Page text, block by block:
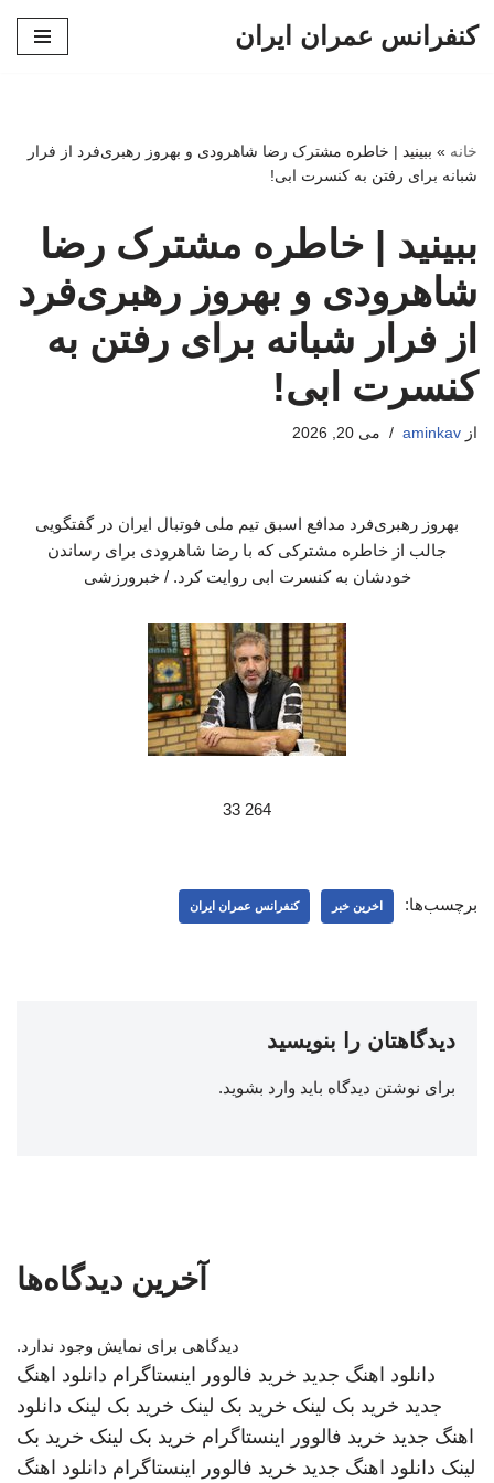
کنفرانس عمران ایران
خانه » ببینید | خاطره مشترک رضا شاهرودی و بهروز رهبری‌فرد از فرار
شبانه برای رفتن به کنسرت ابی!
ببینید | خاطره مشترک رضا
شاهرودی و بهروز رهبری‌فرد
از فرار شبانه برای رفتن به
کنسرت ابی!
از aminkav می 20, 2026
بهروز رهبری‌فرد مدافع اسبق تیم ملی فوتبال ایران در گفتگویی
جالب از خاطره مشترکی که با رضا شاهرودی برای رساندن
خودشان به کنسرت ابی روایت کرد. / خبرورزشی
264 33
برچسب‌ها: اخرین خبر کنفرانس عمران ایران
دیدگاهتان را بنویسید
برای نوشتن دیدگاه باید وارد بشوید.
آخرین دیدگاه‌ها
دیدگاهی برای نمایش وجود ندارد.
دانلود اهنگ جدید خرید فالوور اینستاگرام دانلود اهنگ
جدید خرید بک لینک خرید بک لینک خرید بک لینک دانلود
اهنگ جدید خرید فالوور اینستاگرام خرید بک لینک خرید بک
لینک دانلود اهنگ جدید خرید فالوور اینستاگرام دانلود اهنگ